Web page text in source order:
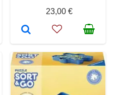
23,00 €